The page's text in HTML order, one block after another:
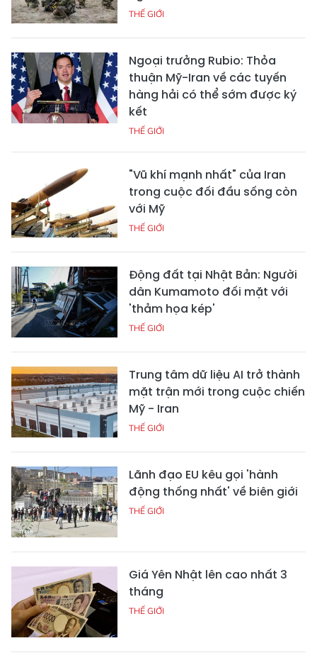
THẾ GIỚI
Ngoại trưởng Rubio: Thỏa
thuận Mỹ-Iran về các tuyến
hàng hải có thể sớm được ký
kết
THẾ GIỚI
"Vũ khí mạnh nhất" của Iran
trong cuộc đối đầu sống còn
với Mỹ
THẾ GIỚI
Động đất tại Nhật Bản: Người
dân Kumamoto đối mặt với
'thảm họa kép'
THẾ GIỚI
Trung tâm dữ liệu AI trở thành
mặt trận mới trong cuộc chiến
Mỹ - Iran
THẾ GIỚI
Lãnh đạo EU kêu gọi 'hành
động thống nhất' về biên giới
THẾ GIỚI
Giá Yên Nhật lên cao nhất 3
tháng
THẾ GIỚI